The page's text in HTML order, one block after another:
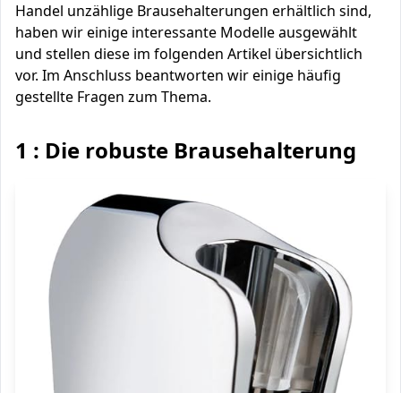
Handel unzählige Brausehalterungen erhältlich sind,
haben wir einige interessante Modelle ausgewählt
und stellen diese im folgenden Artikel übersichtlich
vor. Im Anschluss beantworten wir einige häufig
gestellte Fragen zum Thema.
1 : Die robuste Brausehalterung